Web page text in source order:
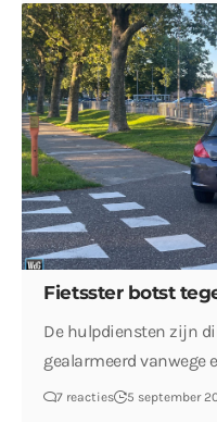
Fietsster botst
De hulpdiensten zijn
gealarmeerd vanwege
7 reacties 5 september